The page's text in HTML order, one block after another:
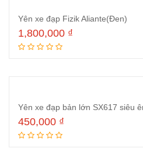
Yên xe đạp Fizik Aliante(Đen)
1,800,000 ₫
Yên xe đạp bản lớn SX617 siêu
450,000 ₫